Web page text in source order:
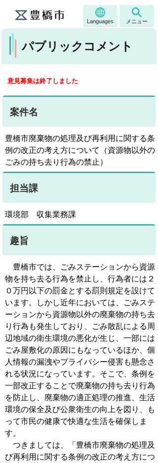
Languages メニュー
パブリックコメント
意見募集は終了しました
案件名
豊橋市廃棄物の処理及び再利用に関する条
例の改正の考え方について（資源物以外の
ごみの持ち去り行為の禁止）
担当課
環境部 収集業務課
趣旨
豊橋市では、ごみステーションから資源
物を持ち去る行為を禁止し、行為者には２
０万円以下の罰金とする罰則規定を設けて
います。しかし近年においては、ごみステ
ーションから資源物以外の廃棄物の持ち去
り行為も発生しており、ごみ散乱による周
辺地域の衛生環境の悪化が生じ、一部には
ごみ屋敷化の原因にもなっているほか、個
人情報の漏洩やプライバシー侵害も懸念さ
れる状況になっています。そこで、条例を
一部改正することで廃棄物の持ち去り行為
を防止し、廃棄物の適正処理の推進、生活
環境の保全及び公衆衛生の向上を図り、も
って市民の健康で快適な生活を確保しま
す。
つきましては、「豊橋市廃棄物の処理及
び再利用に関する条例の改正の考え方につ